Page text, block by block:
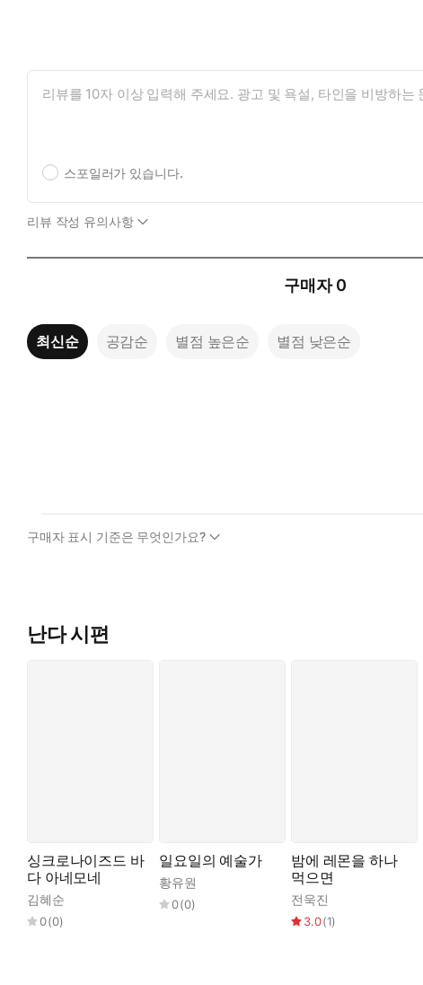
스포일러가 있습니다.
리뷰 작성 유의사항
구매자 0
최신순 공감순 별점 높은순 별점 낮은순
구매자 표시 기준은 무엇인가요?
난다 시편
싱크로나이즈드 바
다 아네모네
김혜순
0(0)
일요일의 예술가
황유원
0(0)
밤에 레몬을 하나
먹으면
전욱진
3.0(1)